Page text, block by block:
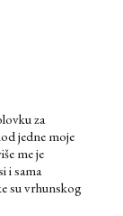
za
jedne moje
me je
i sama
su vrhunskog